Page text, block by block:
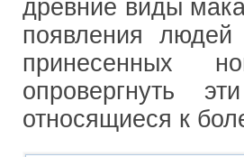
древние виды
появления
принесенных
опровергнуть
относящиеся к